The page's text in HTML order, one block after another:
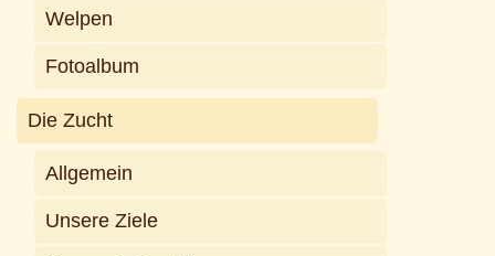
Welpen
Fotoalbum
Die Zucht
Allgemein
Unsere Ziele